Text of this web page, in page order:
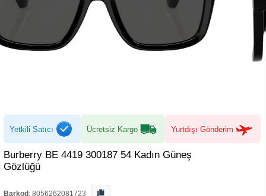
Yetkili Satıcı Ücretsiz Kargo Yurtdışı Gönderim
Burberry BE 4419 300187 54 Kadın Güneş
Gözlüğü
Barkod : 8056262081723